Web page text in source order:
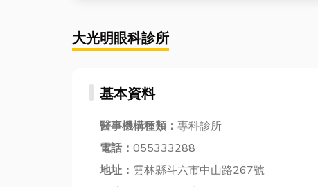
大光明眼科診所
基本資料
醫事機構種類： 專科診所
電話： 055333288
地址： 雲林縣斗六市中山路267號